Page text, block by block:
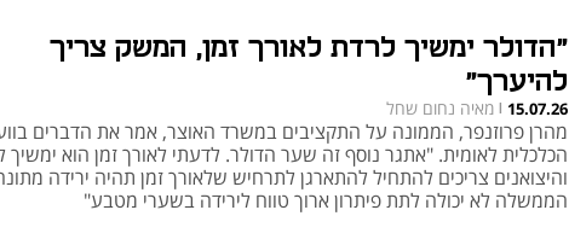
"הדולר ימשיך לרדת לאורך זמן, המשק צריך
להיערך"
15.07.26
| מאיה נחום שחל
מהרן פרוזנפר, הממונה על התקציבים במשרד האוצר, אמר את הדברים
הכלכלית לאומית. "אתגר נוסף זה שער הדולר. לדעתי לאורך זמן הוא ימשיך
והיצואנים צריכים להתחיל להתארגן לתרחיש שלאורך זמן תהיה ירידה
הממשלה לא יכולה לתת פיתרון ארוך טווח לירידה בשערי מטבע"